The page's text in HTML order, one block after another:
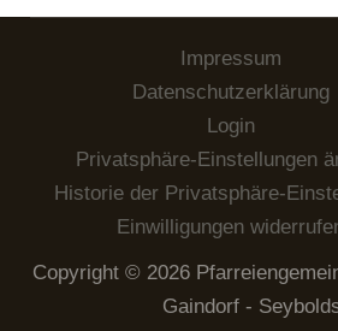
Impressum
Datenschutzerklärung
Login
Privatsphäre-Einstellungen
Historie der Privatsphäre-
Einwilligungen
Copyright © 2026
Gaindorf -